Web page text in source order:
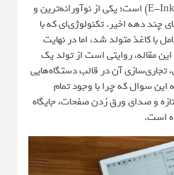
این جادوی «جوهر الکترونیک» (E-Ink) است؛ یکی از نوآورانه‌ترین و
چند دهه اخیر. تکنولوژی‌ای که با
با کاغذ متولد شد، اما در نهایت
مقاله، روایتی است از تولد یک
تجاری‌سازی آن در قالب دستگاه‌هایی
این سوال که چرا با وجود تمام
و صدای ورق زدن صفحات، جایگاه
است.